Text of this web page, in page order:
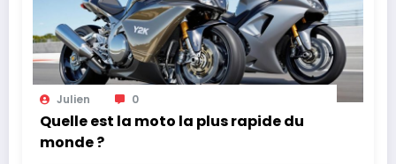
Julien 0
Quelle est la moto la plus rapide du
monde ?